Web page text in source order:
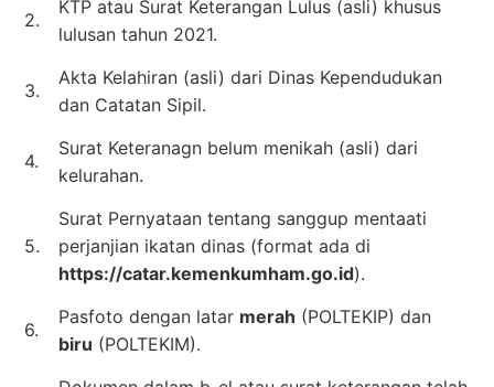
2.
KTP atau Surat Keterangan Lulus (asli) khusus
lulusan tahun 2021.
3.
Akta Kelahiran (asli) dari Dinas Kependudukan
dan Catatan Sipil.
4.
Surat Keteranagn belum menikah (asli) dari
kelurahan.
5.
Surat Pernyataan tentang sanggup mentaati
perjanjian ikatan dinas (format ada di
https://catar.kemenkumham.go.id).
6.
Pasfoto dengan latar merah (POLTEKIP) dan
biru (POLTEKIM).